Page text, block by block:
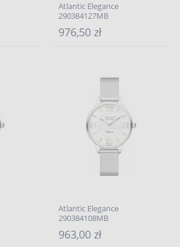
Atlantic Elegance
290384127MB
976,50 zł
Atlantic Elegance
290384108MB
963,00 zł